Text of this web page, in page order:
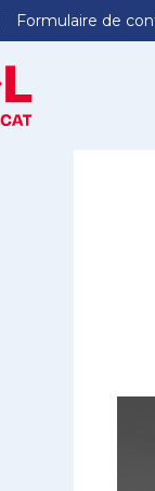
Formulaire de